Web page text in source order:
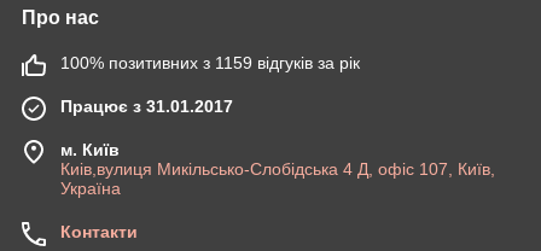
Про нас
100% позитивних з 1159 відгуків за рік
Працює з 31.01.2017
м. Київ
Киів,вулиця Микільсько-Слобідська 4 Д, офіс 107, Київ,
Україна
Контакти